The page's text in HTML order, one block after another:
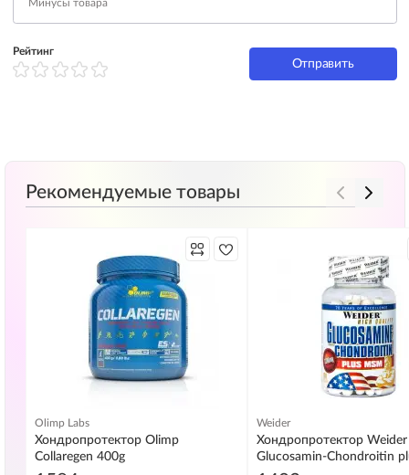
Рейтинг
Отправить
Рекомендуемые товары
Olimp Labs
Хондропротектор Olimp
Collaregen 400g
Weider
Хондропротектор Weider
Glucosamin-Chondroitin